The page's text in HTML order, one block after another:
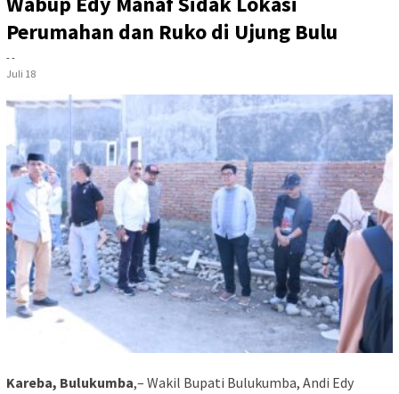
Perumahan dan Ruko di Ujung Bulu
- -
Juli 18
Kareba, Bulukumba,– Wakil Bupati Bulukumba, Andi Edy